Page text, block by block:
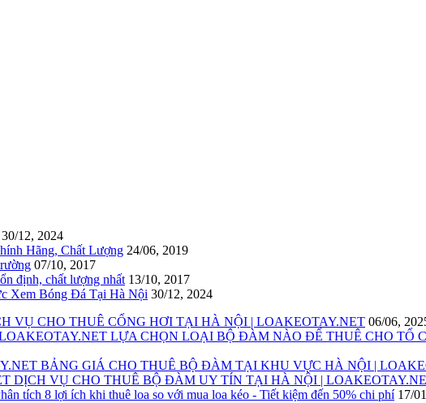
30/12, 2024
Hãng, Chất Lượng 24/06, 2019
07/10, 2017
định, chất lượng nhất 13/10, 2017
Xem Bóng Đá Tại Hà Nội 30/12, 2024
VỤ CHO THUÊ CỔNG HƠI TẠI HÀ NỘI | LOAKEOTAY.NET 06/06,
LỰA CHỌN LOẠI BỘ ĐÀM NÀO ĐỂ THUÊ CHO TỔ
BẢNG GIÁ CHO THUÊ BỘ ĐÀM TẠI KHU VỰC HÀ NỘI |
DỊCH VỤ CHO THUÊ BỘ ĐÀM UY TÍN TẠI HÀ NỘI |
tích 8 lợi ích khi thuê loa so với mua loa kéo - Tiết kiệm đến 50% chi phí 17/